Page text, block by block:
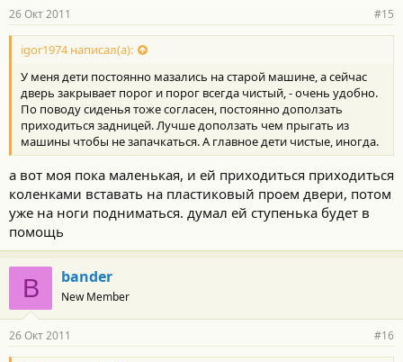
26 Окт 2011 #15
igor1974 написал(а):
У меня дети постоянно мазались на старой машине, а сейчас
дверь закрывает порог и порог всегда чистый, - очень удобно.
По поводу сиденья тоже согласен, постоянно доползать
приходиться задницей. Лучше доползать чем прыгать из
машины чтобы не запачкаться. А главное дети чистые, иногда.
а вот моя пока маленькая, и ей приходиться приходиться
коленками вставать на пластиковый проем двери, потом
уже на ноги подниматься. думал ей ступенька будет в
помощь
B bander
New Member
26 Окт 2011 #16